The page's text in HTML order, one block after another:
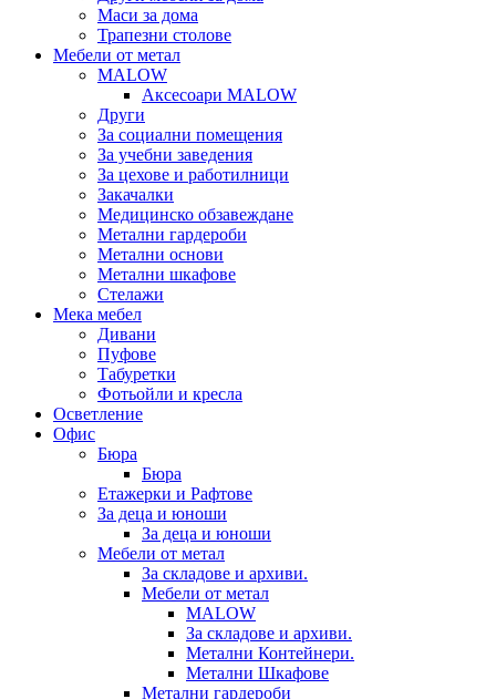
Маси за дома
Трапезни столове
Мебели от метал
MALOW
Аксесоари MALOW
Други
За социални помещения
За учебни заведения
За цехове и работилници
Закачалки
Медицинско обзавеждане
Метални гардероби
Метални основи
Метални шкафове
Стелажи
Мека мебел
Дивани
Пуфове
Табуретки
Фотьойли и кресла
Осветление
Офис
Бюра
Бюра
Етажерки и Рафтове
За деца и юноши
За деца и юноши
Мебели от метал
За складове и архиви.
Мебели от метал
MALOW
За складове и архиви.
Метални Контейнери.
Метални Шкафове
Метални гардероби